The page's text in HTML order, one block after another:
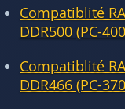
Compatiblité
DDR500 (PC-
Compatiblité
DDR466 (PC-